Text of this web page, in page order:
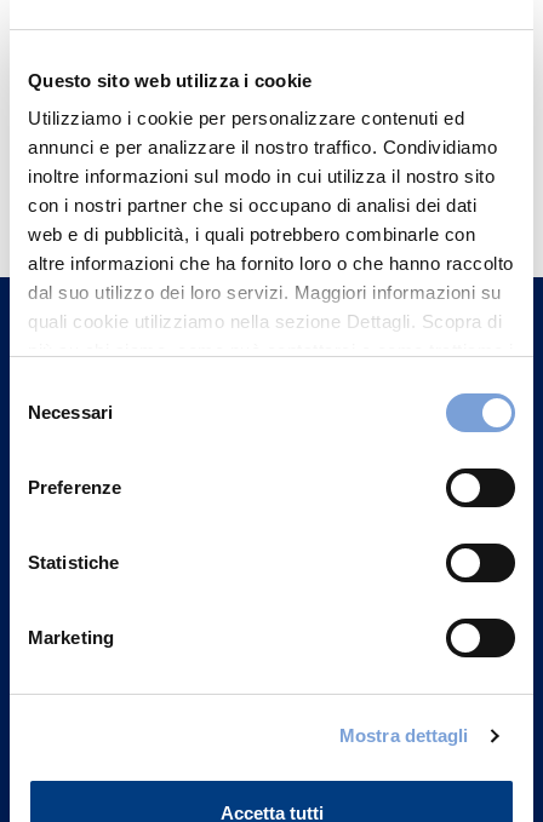
Questo sito web utilizza i cookie
Utilizziamo i cookie per personalizzare contenuti ed
annunci e per analizzare il nostro traffico. Condividiamo
inoltre informazioni sul modo in cui utilizza il nostro sito
con i nostri partner che si occupano di analisi dei dati
web e di pubblicità, i quali potrebbero combinarle con
altre informazioni che ha fornito loro o che hanno raccolto
dal suo utilizzo dei loro servizi. Maggiori informazioni su
quali cookie utilizziamo nella sezione Dettagli. Scopra di
può trovare nel footer del sito nella sezione "Informativa
delNecessari
Preferenze
Statistiche
Marketing
Mostra dettagli
Accetta tutti
Hai bisogno di
informazioni?
Trova l'Agenzia più vicina a te e parla con
un nostro Agente.
Contattaci